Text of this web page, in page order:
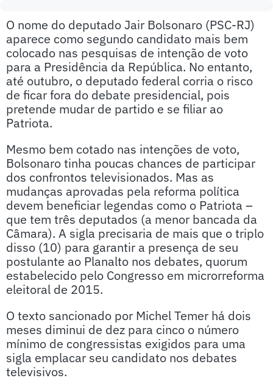
O nome do deputado Jair Bolsonaro (PSC-RJ)
aparece como segundo candidato mais bem
colocado nas pesquisas de intenção de voto
para a Presidência da República. No entanto,
até outubro, o deputado federal corria o risco
de ficar fora do debate presidencial, pois
pretende mudar de partido e se filiar ao
Patriota.
Mesmo bem cotado nas intenções de voto,
Bolsonaro tinha poucas chances de participar
dos confrontos televisionados. Mas as
mudanças aprovadas pela reforma política
devem beneficiar legendas como o Patriota –
que tem três deputados (a menor bancada da
Câmara). A sigla precisaria de mais que o triplo
disso (10) para garantir a presença de seu
postulante ao Planalto nos debates, quorum
estabelecido pelo Congresso em microrreforma
eleitoral de 2015.
O texto sancionado por Michel Temer há dois
meses diminui de dez para cinco o número
mínimo de congressistas exigidos para uma
sigla emplacar seu candidato nos debates
televisivos.